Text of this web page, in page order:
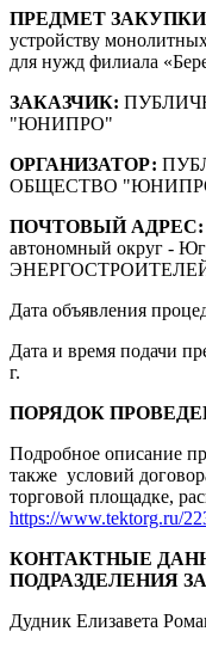
ПРЕДМЕТ
устройству
для нужд филиала
ЗАКАЗЧИК:
"ЮНИПРО"
ОРГАНИЗАТОР:
ОБЩЕСТВО
ПОЧТОВЫЙ АДРЕС:
автономный округ -
Дата объявления
Дата и время подачи
г.
ПОРЯДОК
Подробное описание
также условий
торговой площадке,
https://www.tektorg.ru/
КОНТАКТНЫЕ
ПОДРАЗДЕЛЕНИЯ
Дудник Елизавета